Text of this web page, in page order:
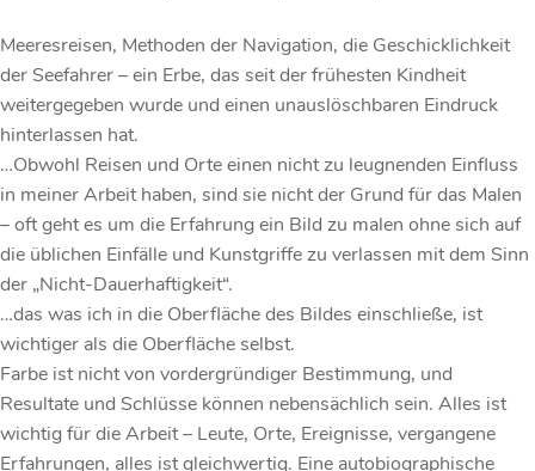
Meeresreisen, Methoden der Navigation, die Geschicklichkeit
der Seefahrer – ein Erbe, das seit der frühesten Kindheit
weitergegeben wurde und einen unauslöschbaren Eindruck
hinterlassen hat.
…Obwohl Reisen und Orte einen nicht zu leugnenden Einfluss
in meiner Arbeit haben, sind sie nicht der Grund für das Malen
– oft geht es um die Erfahrung ein Bild zu malen ohne sich auf
die üblichen Einfälle und Kunstgriffe zu verlassen mit dem Sinn
der „Nicht-Dauerhaftigkeit“.
…das was ich in die Oberfläche des Bildes einschließe, ist
wichtiger als die Oberfläche selbst.
Farbe ist nicht von vordergründiger Bestimmung, und
Resultate und Schlüsse können nebensächlich sein. Alles ist
wichtig für die Arbeit – Leute, Orte, Ereignisse, vergangene
Erfahrungen, alles ist gleichwertig. Eine autobiographische